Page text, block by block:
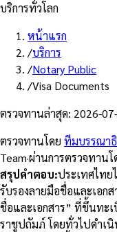
บริการทั่วโลก
หน้าแรก
/บริการ
/Notary Public
/Visa Documents
ตรวจทานล่าสุด: 2026-
ตรวจทานโดย ทีมบรรณาธิ
Team·ผ่านการตรวจทาน
สรุปคำตอบ:ประเทศไทย
รับรองลายมือชื่อและเอก
ชื่อและเอกสาร” ที่ขึ้นทะ
ราชูปถัมภ์ โดยทั่วไปดำเนิ